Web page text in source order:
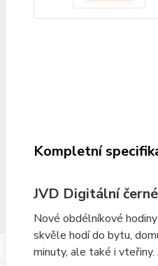
Kompletní
JVD Digitální
Nové obdélníkové
skvěle hodí do bytu,
minuty, ale také i vteřiny.